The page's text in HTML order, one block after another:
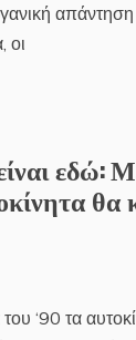
οι
εδώ:
θα
‘90 τα